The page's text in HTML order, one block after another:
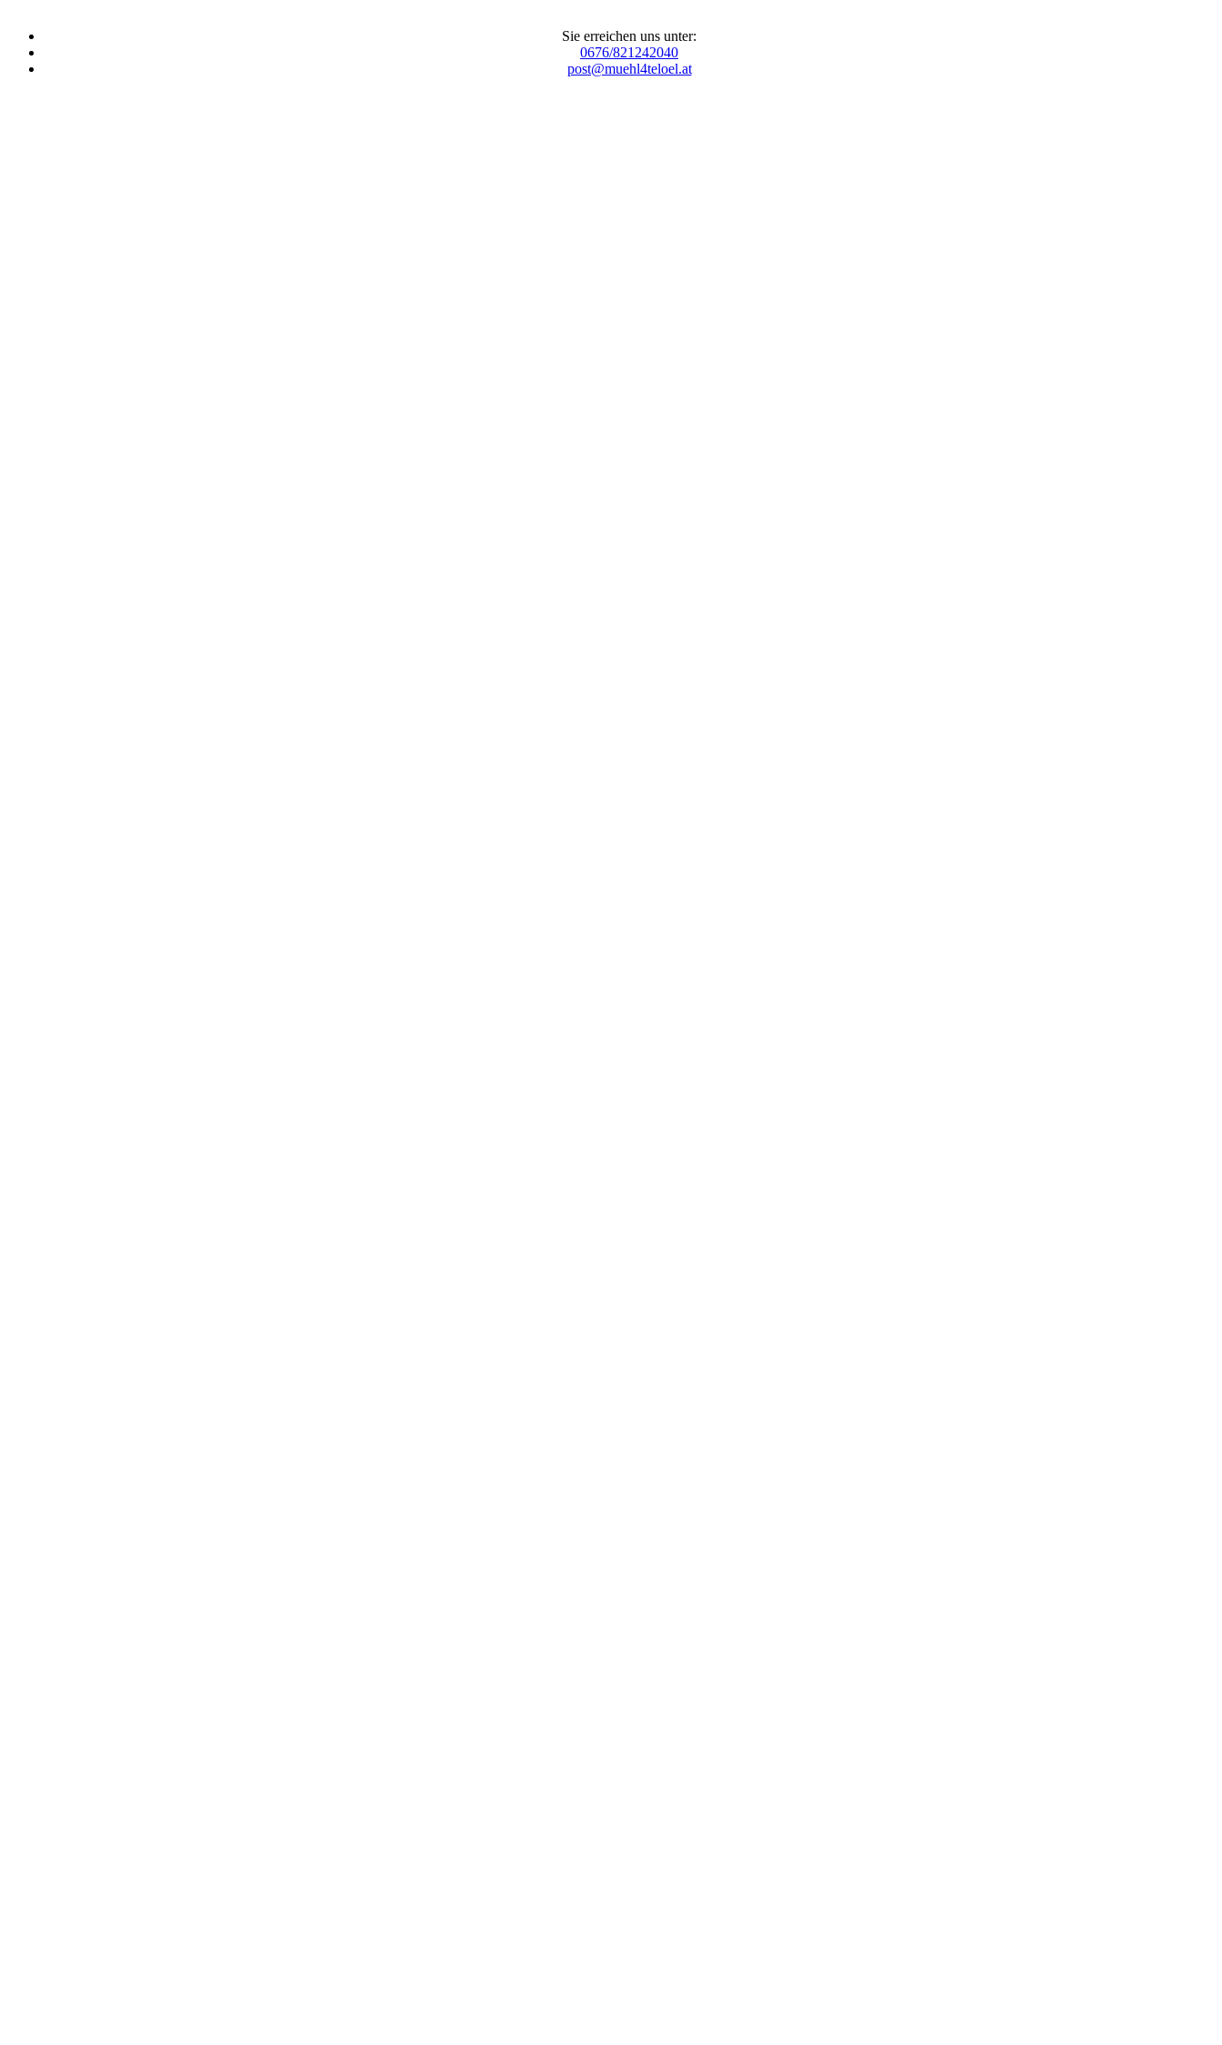
Sie erreichen uns unter:
0676/821242040
post@muehl4teloel.at